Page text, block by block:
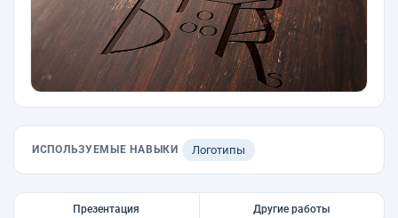
ИСПОЛЬЗУЕМЫЕ НАВЫКИ Логотипы
Презентация Другие работы